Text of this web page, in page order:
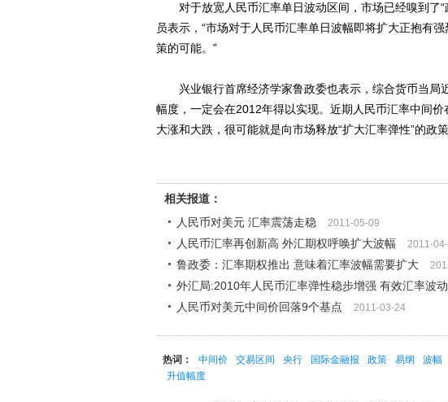
对于放宽人民币汇率单日波动区间，市场已经嗅到了“
员表示，“市场对于人民币汇率单日波幅即将扩大正抱有
策的可能。”
兴业银行首席经济学家鲁政委也表示，综合货币当局
幅度，一定会在2012年得以实现。近期人民币汇率中间
大涨和大跌，很可能就是向市场释放“扩大汇率弹性”的政策
相关报道：
人民币对美元 汇率震荡走稳
2011-05-09
人民币汇率再创新高 外汇期权呼唤扩大波幅 2011-
鲁政委：汇率期权推出 意味着汇率波幅需要扩大
外汇局:2010年人民币汇率弹性稳步增强 有效汇率波
人民币对美元中间价回落9个基点 2011-03-24
热词： 中间价 交易区间 央行 国际金融报 政策 易纲 波幅
升值幅度